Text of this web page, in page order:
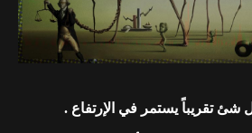
شئ تقريباً يستمر في الإرتفاع .